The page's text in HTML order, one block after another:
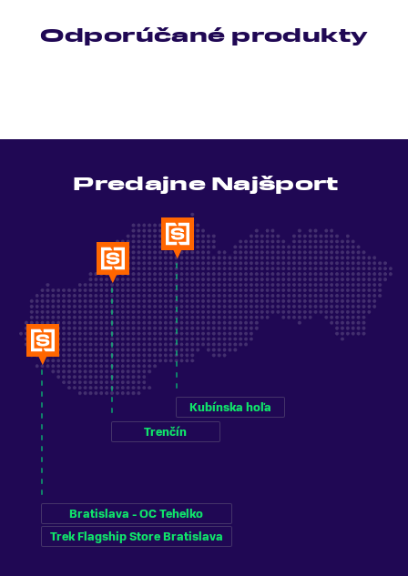
Odporúčané produkty
Predajne Najšport
Bratislava - OC Tehelko
Trek Flagship Store Bratislava
Trenčín
Kubínska hoľa